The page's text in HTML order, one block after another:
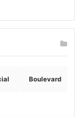
Boulevard